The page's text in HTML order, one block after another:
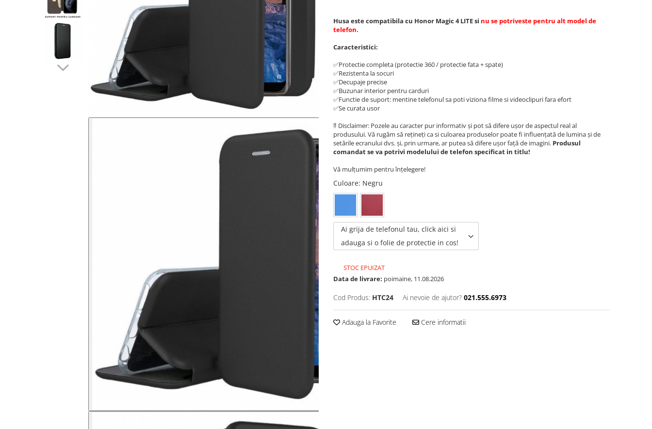
Huse Huawei
Huse Motorola
Husa este compatibila cu Honor Magic 4 LITE si nu se potriveste pentru alt model de
telefon.
Caracteristici:
✅Protectie completa (protectie 360 / protectie fata + spate)
✅Rezistenta la socuri
✅Decupaje precise
✅Buzunar interior pentru carduri
✅Functie de suport: mentine telefonul sa poti viziona filme si videoclipuri fara efort
✅Se curata usor
‼️ Disclaimer: Pozele au caracter pur informativ și pot să difere ușor de aspectul real al
produsului. Vă rugăm să rețineți ca si culoarea produselor poate fi influențată de lumina și de
setările ecranului dvs. și, prin urmare, ar putea să difere ușor față de imagini. Produsul
comandat se va potrivi modelului de telefon specificat in titlu!
Vă mulțumim pentru înțelegere!
Culoare: Negru
Ai grija de telefonul tau, click aici si
adauga si o folie de protectie in cos!
STOC EPUIZAT
Data de livrare: poimaine, 11.08.2026
Cod Produs: HTC24 Ai nevoie de ajutor? 021.555.6973
Adauga la Favorite Cere informatii